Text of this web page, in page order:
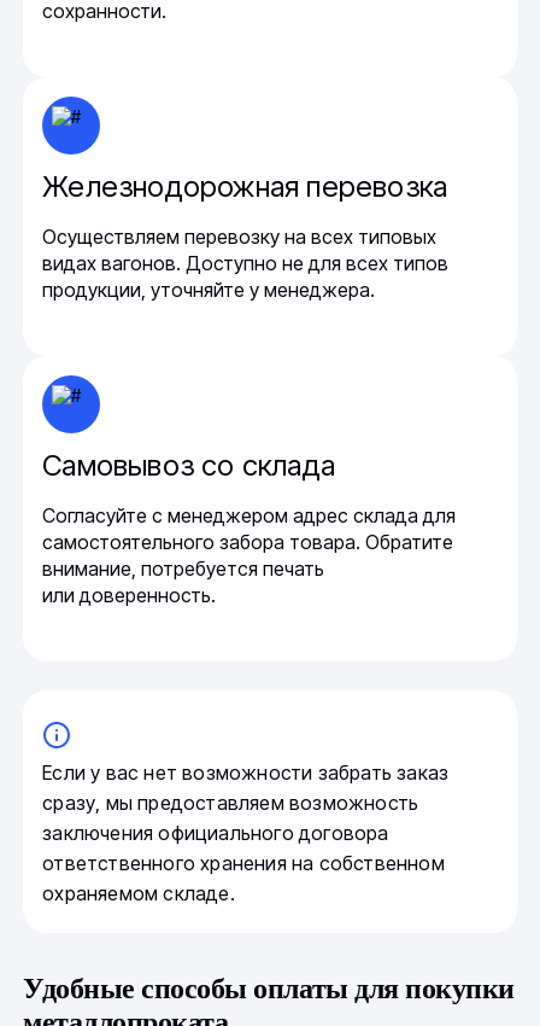
сохранности.
Железнодорожная перевозка
Осуществляем перевозку на всех типовых
видах вагонов. Доступно не для всех типов
продукции, уточняйте у менеджера.
Самовывоз со склада
Согласуйте с менеджером адрес склада для
самостоятельного забора товара. Обратите
внимание, потребуется печать
или доверенность.
Если у вас нет возможности забрать заказ
сразу, мы предоставляем возможность
заключения официального договора
ответственного хранения на собственном
охраняемом складе.
Удобные способы оплаты для покупки